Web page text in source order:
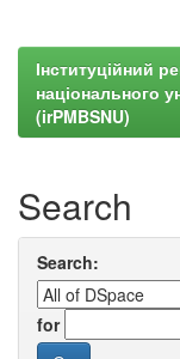
Інституційний
національного
(irPMBSNU)
Search
Search:
for